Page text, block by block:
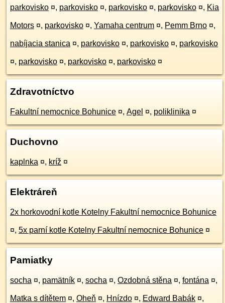
parkovisko ¤, parkovisko ¤, parkovisko ¤, parkovisko ¤, Kia
Motors ¤, parkovisko ¤, Yamaha centrum ¤, Pemm Brno ¤,
nabíjacia stanica ¤, parkovisko ¤, parkovisko ¤, parkovisko
¤, parkovisko ¤, parkovisko ¤, parkovisko ¤
Zdravotníctvo
Fakultní nemocnice Bohunice ¤, Agel ¤, poliklinika ¤
Duchovno
kaplnka ¤, kríž ¤
Elektráreň
2x horkovodní kotle Kotelny Fakultní nemocnice Bohunice
¤, 5x parní kotle Kotelny Fakultní nemocnice Bohunice ¤
Pamiatky
socha ¤, pamätník ¤, socha ¤, Ozdobná stěna ¤, fontána ¤,
Matka s dítětem ¤, Oheň ¤, Hnízdo ¤, Edward Babák ¤,